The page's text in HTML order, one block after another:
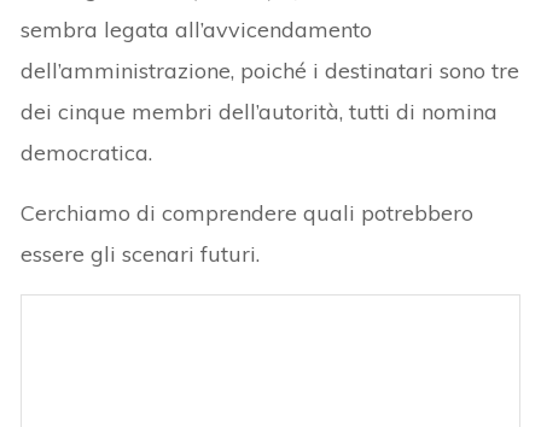
sembra legata all’avvicendamento
dell’amministrazione, poiché i destinatari sono tre
dei cinque membri dell’autorità, tutti di nomina
democratica.
Cerchiamo di comprendere quali potrebbero
essere gli scenari futuri.